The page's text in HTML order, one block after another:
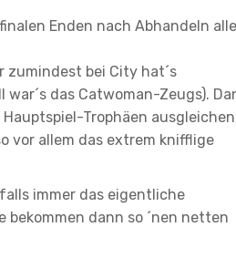
Enden nach Abhandeln
zumindest bei City hat´s
das Catwoman-Zeugs).
Trophäen
vor allem das extrem knifflige
immer das eigentliche
bekommen dann so ´nen netten